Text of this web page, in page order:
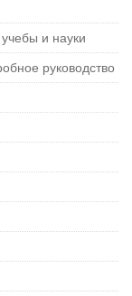
и науки
руководство